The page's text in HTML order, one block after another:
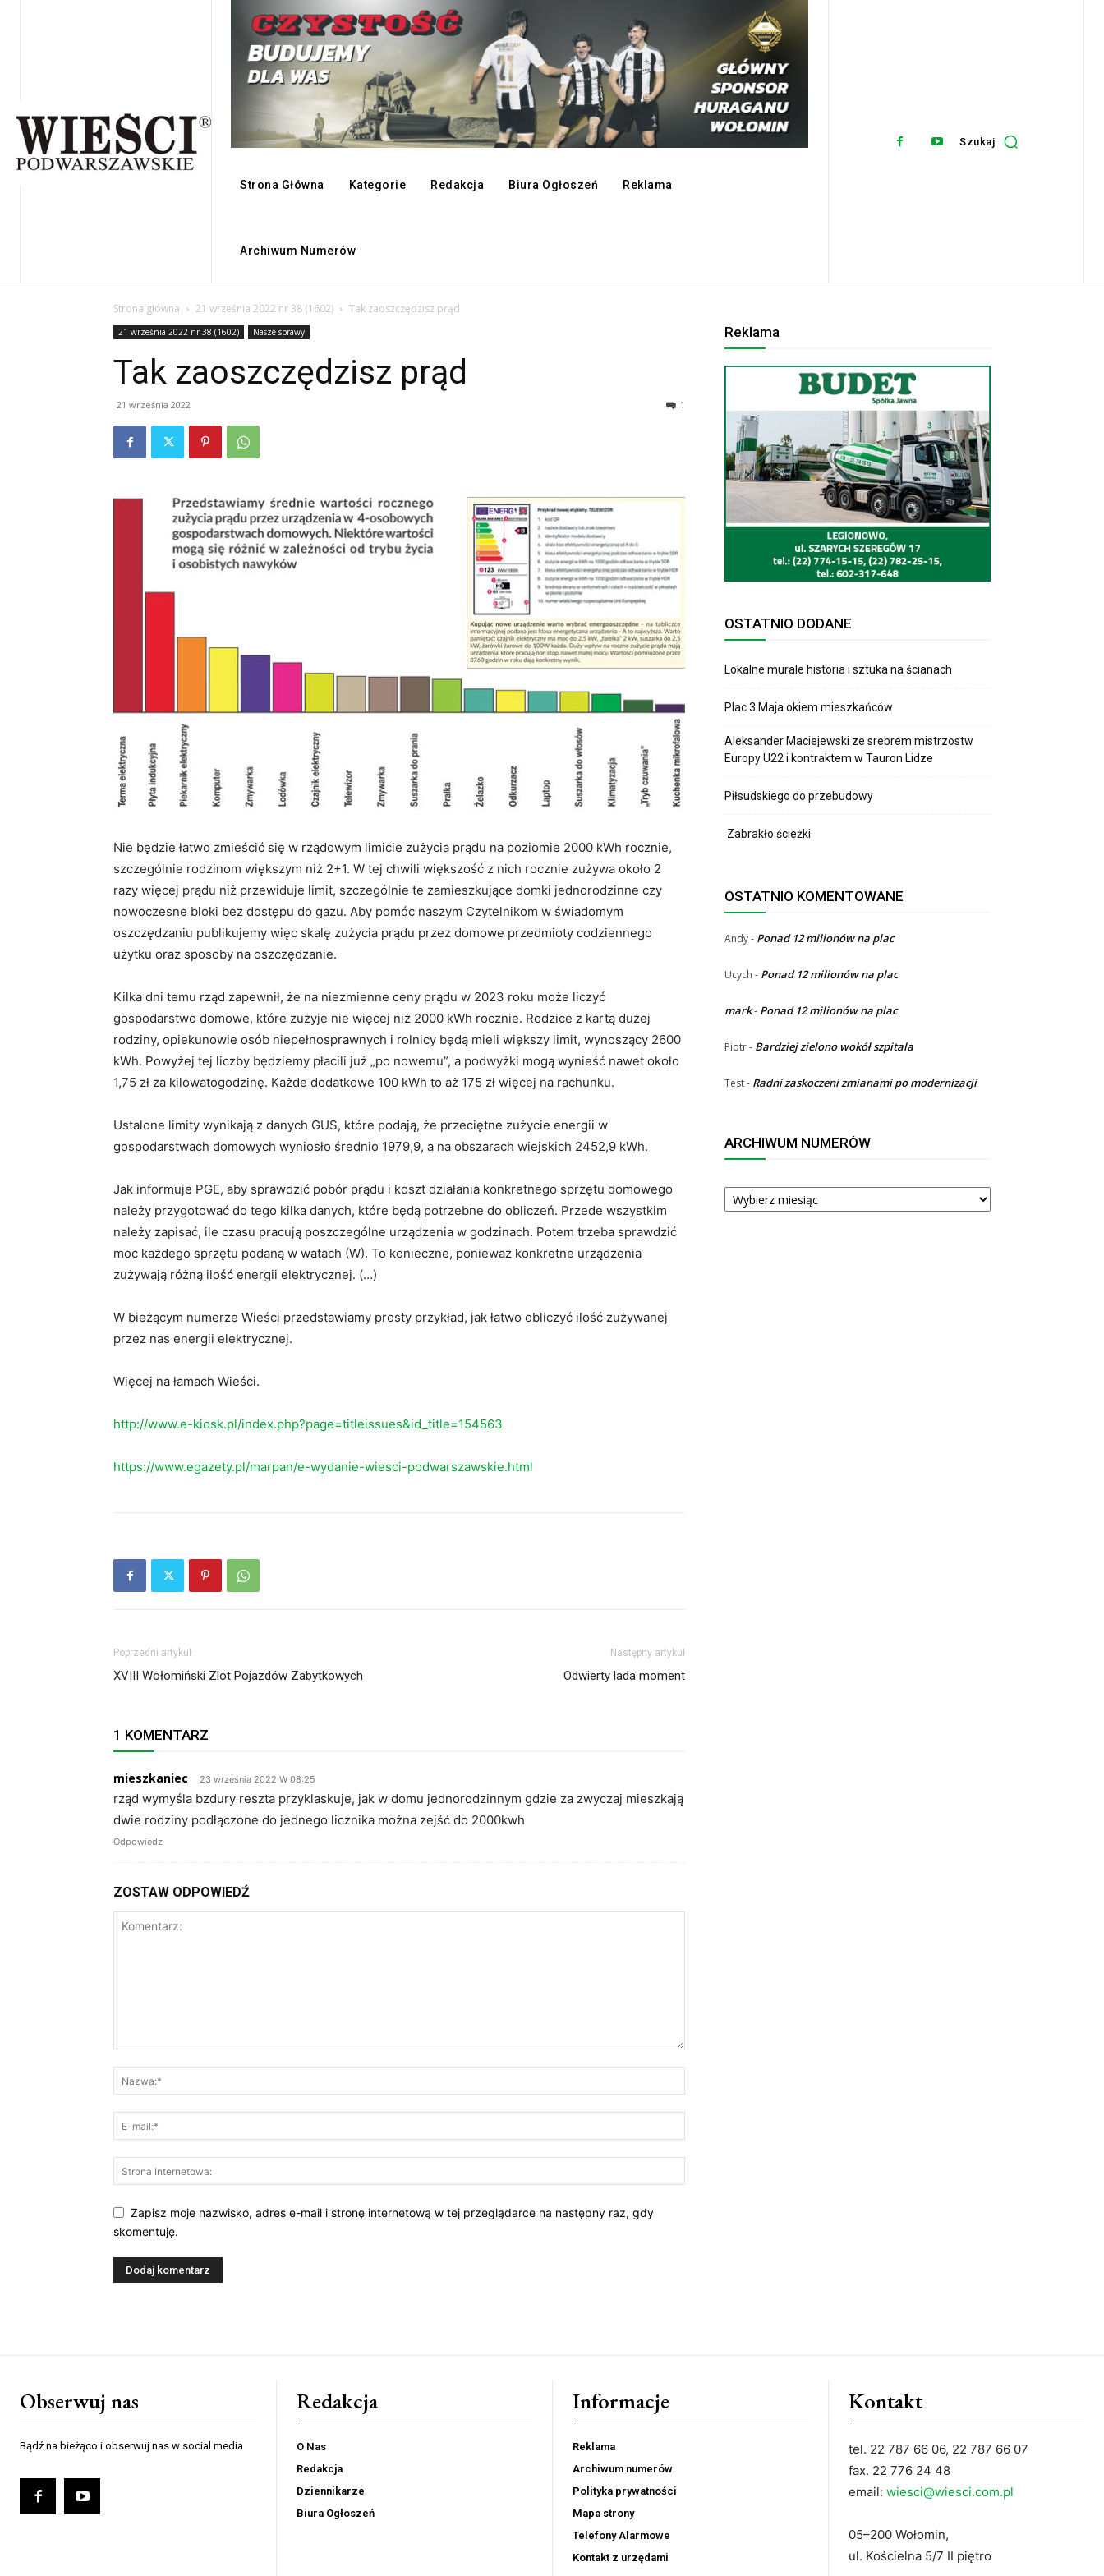
Strona Główna Kategorie Redakcja Biura Ogłoszeń Reklama
Archiwum Numerów
Szukaj
Strona główna 21 września 2022 nr 38 (1602) Tak zaoszczędzisz prąd
21 września 2022 nr 38 (1602) Nasze sprawy
Tak zaoszczędzisz prąd
21 września 2022 1
Nie będzie łatwo zmieścić się w rządowym limicie zużycia prądu na poziomie 2000 kWh rocznie,
szczególnie rodzinom większym niż 2+1. W tej chwili większość z nich rocznie zużywa około 2
razy więcej prądu niż przewiduje limit, szczególnie te zamieszkujące domki jednorodzinne czy
nowoczesne bloki bez dostępu do gazu. Aby pomóc naszym Czytelnikom w świadomym
oszczędzaniu publikujemy więc skalę zużycia prądu przez domowe przedmioty codziennego
użytku oraz sposoby na oszczędzanie.
Kilka dni temu rząd zapewnił, że na niezmienne ceny prądu w 2023 roku może liczyć
gospodarstwo domowe, które zużyje nie więcej niż 2000 kWh rocznie. Rodzice z kartą dużej
rodziny, opiekunowie osób niepełnosprawnych i rolnicy będą mieli większy limit, wynoszący 2600
kWh. Powyżej tej liczby będziemy płacili już „po nowemu”, a podwyżki mogą wynieść nawet około
1,75 zł za kilowatogodzinę. Każde dodatkowe 100 kWh to aż 175 zł więcej na rachunku.
Ustalone limity wynikają z danych GUS, które podają, że przeciętne zużycie energii w
gospodarstwach domowych wyniosło średnio 1979,9, a na obszarach wiejskich 2452,9 kWh.
Jak informuje PGE, aby sprawdzić pobór prądu i koszt działania konkretnego sprzętu domowego
należy przygotować do tego kilka danych, które będą potrzebne do obliczeń. Przede wszystkim
należy zapisać, ile czasu pracują poszczególne urządzenia w godzinach. Potem trzeba sprawdzić
moc każdego sprzętu podaną w watach (W). To konieczne, ponieważ konkretne urządzenia
zużywają różną ilość energii elektrycznej. (…)
W bieżącym numerze Wieści przedstawiamy prosty przykład, jak łatwo obliczyć ilość zużywanej
przez nas energii elektrycznej.
Więcej na łamach Wieści.
http://www.e-kiosk.pl/index.php?page=titleissues&id_title=154563
https://www.egazety.pl/marpan/e-wydanie-wiesci-podwarszawskie.html
Poprzedni artykuł
XVIII Wołomiński Zlot Pojazdów Zabytkowych
Następny artykuł
Odwierty lada moment
1 KOMENTARZ
mieszkaniec 23 września 2022 W 08:25
rząd wymyśla bzdury reszta przyklaskuje, jak w domu jednorodzinnym gdzie za zwyczaj mieszkają
dwie rodziny podłączone do jednego licznika można zejść do 2000kwh
Odpowiedz
ZOSTAW ODPOWIEDŹ
Zapisz moje nazwisko, adres e-mail i stronę internetową w tej przeglądarce na następny raz, gdy
skomentuję.
Reklama
OSTATNIO DODANE
Lokalne murale historia i sztuka na ścianach
Plac 3 Maja okiem mieszkańców
Aleksander Maciejewski ze srebrem mistrzostw
Europy U22 i kontraktem w Tauron Lidze
Piłsudskiego do przebudowy
Zabrakło ścieżki
OSTATNIO KOMENTOWANE
Andy- Ponad 12 milionów na plac
Ucych - Ponad 12 milionów na plac
mark- Ponad 12 milionów na plac
Piotr- Bardziej zielono wokół szpitala
Test- Radni zaskoczeni zmianami po modernizacji
ARCHIWUM NUMERÓW
ARCHIWUM
NUMERÓW
Obserwuj nas
Bądź na bieżąco i obserwuj nas w social media
Redakcja
O Nas
Redakcja
Dziennikarze
Biura Ogłoszeń
Informacje
Reklama
Archiwum numerów
Polityka prywatności
Mapa strony
Telefony Alarmowe
Kontakt z urzędami
Kontakt
tel. 22 787 66 06, 22 787 66 07
fax. 22 776 24 48
email: wiesci@wiesci.com.pl
05–200 Wołomin,
ul. Kościelna 5/7 II piętro